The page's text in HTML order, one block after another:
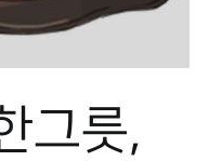
그릇,